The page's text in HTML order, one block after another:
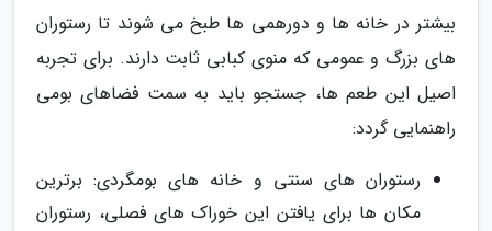
بیشتر در خانه ها و دورهمی ها طبخ می شوند تا رستوران
های بزرگ و عمومی که منوی کبابی ثابت دارند. برای تجربه
اصیل این طعم ها، جستجو باید به سمت فضاهای بومی
راهنمایی گردد:
رستوران های سنتی و خانه های بومگردی: برترین
مکان ها برای یافتن این خوراک های فصلی، رستوران